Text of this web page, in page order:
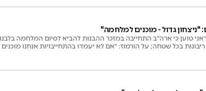
גדול - מוכנים למלחמה"
טוען כי ארה"ב התחייבה במזכר ההבנות להביא לסיום המלחמה
להשבת התושבים ולמימוש ריבונות בכל שטחה; על הורמוז: "אם לא יעמדו בהתחייבויות אנחנו מוכנים